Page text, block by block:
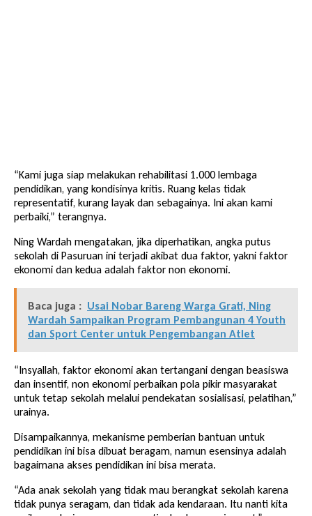
“Kami juga siap melakukan rehabilitasi 1.000 lembaga
pendidikan, yang kondisinya kritis. Ruang kelas tidak
representatif, kurang layak dan sebagainya. Ini akan kami
perbaiki,” terangnya.
Ning Wardah mengatakan, jika diperhatikan, angka putus
sekolah di Pasuruan ini terjadi akibat dua faktor, yakni faktor
ekonomi dan kedua adalah faktor non ekonomi.
Baca juga : Usai Nobar Bareng Warga Grati, Ning
Wardah Sampaikan Program Pembangunan 4 Youth
dan Sport Center untuk Pengembangan Atlet
“Insyallah, faktor ekonomi akan tertangani dengan beasiswa
dan insentif, non ekonomi perbaikan pola pikir masyarakat
untuk tetap sekolah melalui pendekatan sosialisasi, pelatihan,”
urainya.
Disampaikannya, mekanisme pemberian bantuan untuk
pendidikan ini bisa dibuat beragam, namun esensinya adalah
bagaimana akses pendidikan ini bisa merata.
“Ada anak sekolah yang tidak mau berangkat sekolah karena
tidak punya seragam, dan tidak ada kendaraan. Itu nanti kita